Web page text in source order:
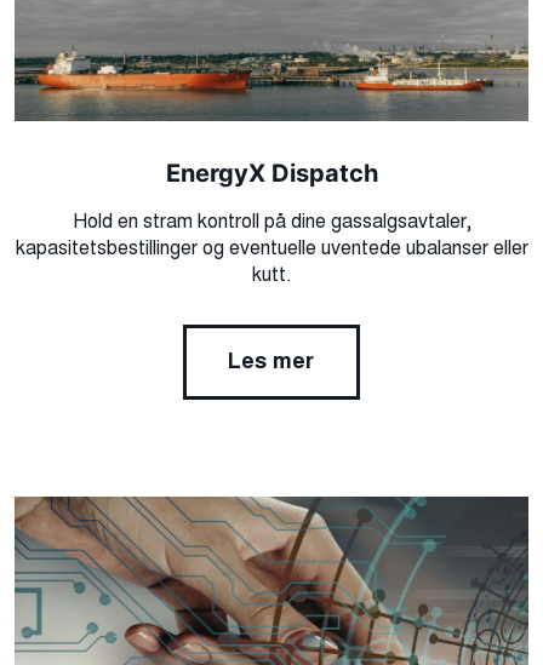
EnergyX Dispatch
Hold en stram kontroll på dine gassalgsavtaler,
kapasitetsbestillinger og eventuelle uventede ubalanser eller
kutt.
Les mer